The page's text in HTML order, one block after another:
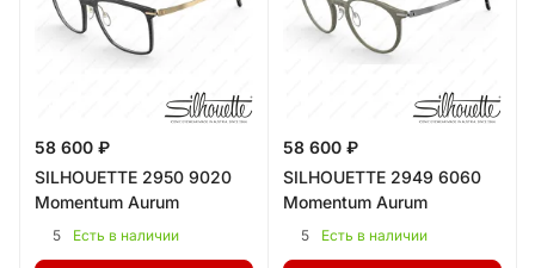
58 600 ₽
SILHOUETTE 2950 9020
Momentum Aurum
5 Есть в наличии
58 600 ₽
SILHOUETTE 2949 6060
Momentum Aurum
5 Есть в наличии